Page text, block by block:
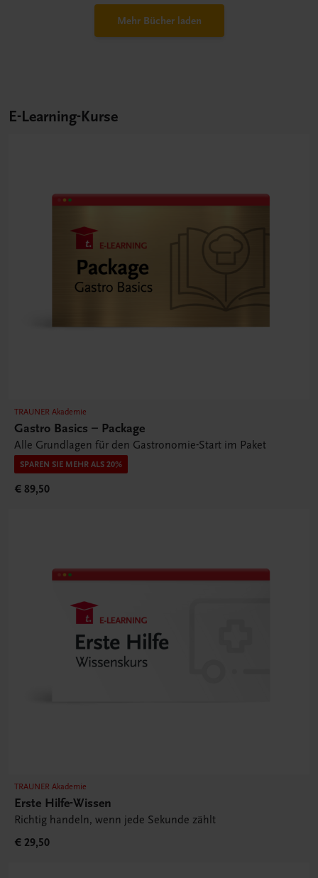
Mehr Bücher laden
E-Learning-Kurse
TRAUNER Akademie
Gastro Basics – Package
Alle Grundlagen für den Gastronomie-Start im Paket
SPAREN SIE MEHR ALS 20%
€ 89,50
TRAUNER Akademie
Erste Hilfe-Wissen
Richtig handeln, wenn jede Sekunde zählt
€ 29,50